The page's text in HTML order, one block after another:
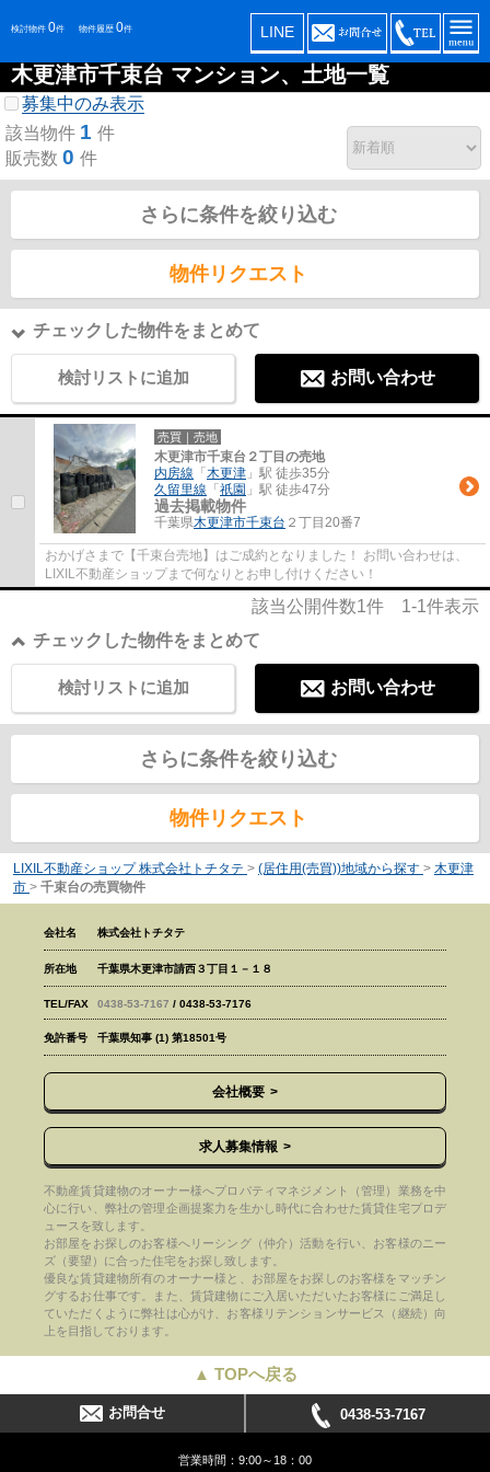
検討物件 0件 物件履歴 0件 LINE
木更津市千束台 マンション、土地一覧
募集中のみ表示
該当物件 1 件
販売数 0 件
さらに条件を絞り込む
物件リクエスト
チェックした物件をまとめて
検討リストに追加 お問い合わせ
売買｜売地
木更津市千束台２丁目の売地
内房線 「 木更津 」駅 徒歩35分
久留里線 「 祇園 」駅 徒歩47分
過去掲載物件
千葉県木更津市千束台 ２丁目20番7
おかげさまで【千束台売地】はご成約となりました！ お問い合わせは、
LIXIL不動産ショップまで何なりとお申し付けください！
該当公開件数1件 1-1件表示
チェックした物件をまとめて
お問い合わせ
検討リストに追加
さらに条件を絞り込む
物件リクエスト
LIXIL不動産ショップ 株式会社トチタテ > (居住用(売買))地域から探す > 木更津
市 > 千束台の売買物件
会社名 株式会社トチタテ
所在地 千葉県木更津市請西３丁目１－１８
TEL/FAX 0438-53-7167 / 0438-53-7176
免許番号 千葉県知事 (1) 第18501号
会社概要
求人募集情報
不動産賃貸建物のオーナー様へプロパティマネジメント（管理）業務を中
心に行い、弊社の管理企画提案力を生かし時代に合わせた賃貸住宅プロデ
ュースを致します。
お部屋をお探しのお客様へリーシング（仲介）活動を行い、お客様のニー
ズ（要望）に合った住宅をお探し致します。
優良な賃貸建物所有のオーナー様と、お部屋をお探しのお客様をマッチン
グするお仕事です。また、賃貸建物にご入居いただいたお客様にご満足し
ていただくように弊社は心がけ、お客様リテンションサービス（継続）向
上を目指しております。
▲ TOPへ戻る
お問合せ 0438-53-7167
営業時間：9:00～18：00